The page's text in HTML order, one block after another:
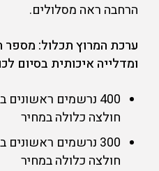
הרחבה ראה מסלולים.
ערכת המרוץ תכלול:
ומדלייה איכותית בסיום
חולצה כלולה במחיר
חולצה כלולה במחיר